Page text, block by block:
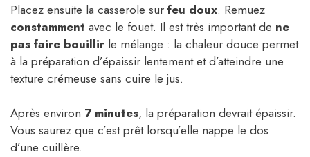
Placez ensuite la casserole sur feu doux. Remuez
constamment avec le fouet. Il est très important de ne
pas faire bouillir le mélange : la chaleur douce permet
à la préparation d’épaissir lentement et d’atteindre une
texture crémeuse sans cuire le jus.
Après environ 7 minutes, la préparation devrait épaissir.
Vous saurez que c’est prêt lorsqu’elle nappe le dos
d’une cuillère.